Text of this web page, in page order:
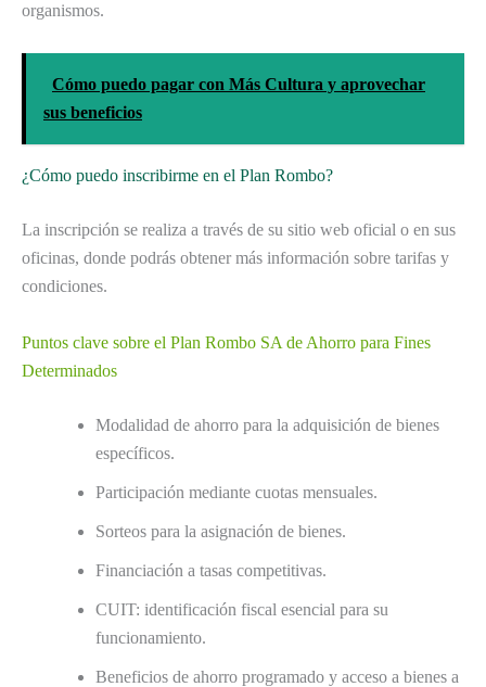
organismos.
Cómo puedo pagar con Más Cultura y aprovechar
sus beneficios
¿Cómo puedo inscribirme en el Plan Rombo?
La inscripción se realiza a través de su sitio web oficial o en sus
oficinas, donde podrás obtener más información sobre tarifas y
condiciones.
Puntos clave sobre el Plan Rombo SA de Ahorro para Fines
Determinados
Modalidad de ahorro para la adquisición de bienes
específicos.
Participación mediante cuotas mensuales.
Sorteos para la asignación de bienes.
Financiación a tasas competitivas.
CUIT: identificación fiscal esencial para su
funcionamiento.
Beneficios de ahorro programado y acceso a bienes a